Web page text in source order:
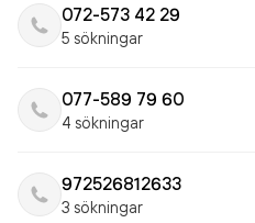
072-573 42 29
5 sökningar
077-589 79 60
4 sökningar
972526812633
3 sökningar